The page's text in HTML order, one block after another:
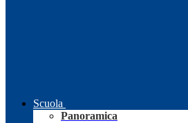
Scuola
Panoramica